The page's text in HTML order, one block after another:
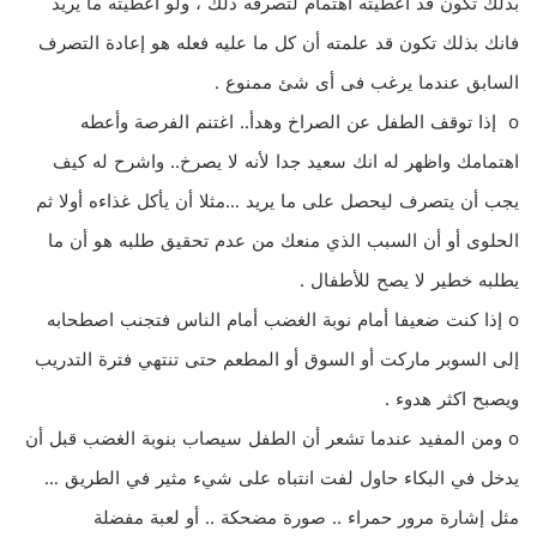
فانك بذلك تكون قد علمته أن كل ما عليه فعله هو إعادة التصرف
السابق عندما يرغب فى أى شئ ممنوع .
o إذا توقف الطفل عن الصراخ وهدأ.. اغتنم الفرصة وأعطه
اهتمامك واظهر له انك سعيد جدا لأنه لا يصرخ.. واشرح له كيف
يجب أن يتصرف ليحصل على ما يريد …مثلا أن يأكل غذاءه أولا ثم
الحلوى أو أن السبب الذي منعك من عدم تحقيق طلبه هو أن ما
يطلبه خطير لا يصح للأطفال .
o إذا كنت ضعيفا أمام نوبة الغضب أمام الناس فتجنب اصطحابه
إلى السوبر ماركت أو السوق أو المطعم حتى تنتهي فترة التدريب
ويصبح اكثر هدوء .
o ومن المفيد عندما تشعر أن الطفل سيصاب بنوبة الغضب قبل أن
يدخل في البكاء حاول لفت انتباه على شيء مثير في الطريق …
مثل إشارة مرور حمراء .. صورة مضحكة .. أو لعبة مفضلة